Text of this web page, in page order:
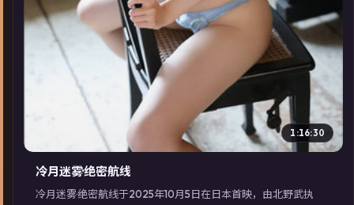
1:16:30
冷月迷雾·绝密航线
冷月迷雾·绝密航线于2025年10月5日在日本首映，由北野武执